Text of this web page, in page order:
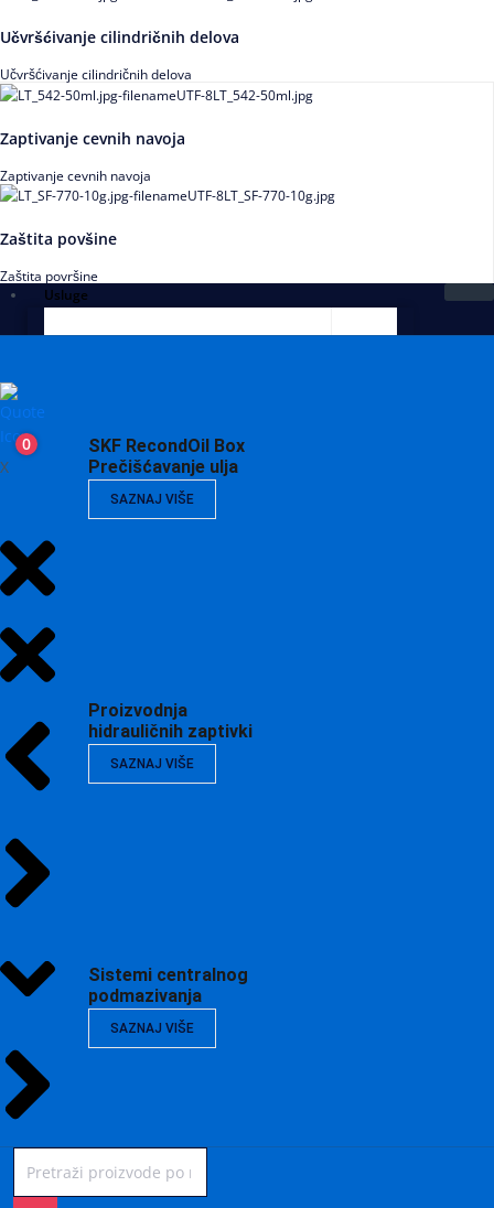
Učvršćivanje cilindričnih delova
Učvršćivanje cilindričnih delova
Zaptivanje cevnih navoja
Zaptivanje cevnih navoja
Zaštita povšine
Zaštita površine
Usluge
SKF RecondOil Box
Prečišćavanje ulja
SAZNAJ VIŠE
Proizvodnja
hidrauličnih zaptivki
SAZNAJ VIŠE
Sistemi centralnog
podmazivanja
SAZNAJ VIŠE
0
X